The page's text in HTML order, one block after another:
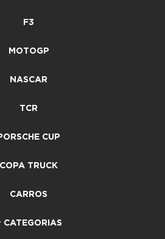
F3
MOTOGP
NASCAR
TCR
CUP
COPA TRUCK
CARROS
CATEGORIAS